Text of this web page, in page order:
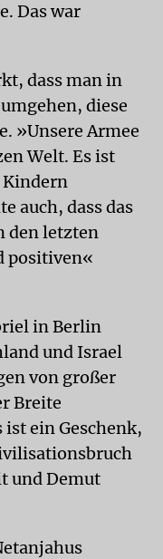
Das war
dass man in
diese
»Unsere Armee
Welt. Es ist
Kindern
auch, dass das
den letzten
positiven«
in Berlin
und Israel
von großer
Breite
ein Geschenk,
und Demut